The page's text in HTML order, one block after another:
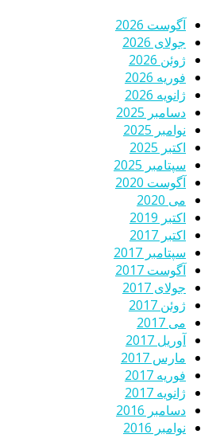
آگوست 2026
جولای 2026
ژوئن 2026
فوریه 2026
ژانویه 2026
دسامبر 2025
نوامبر 2025
اکتبر 2025
سپتامبر 2025
آگوست 2020
می 2020
اکتبر 2019
اکتبر 2017
سپتامبر 2017
آگوست 2017
جولای 2017
ژوئن 2017
می 2017
آوریل 2017
مارس 2017
فوریه 2017
ژانویه 2017
دسامبر 2016
نوامبر 2016